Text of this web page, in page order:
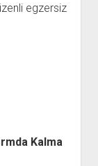
egzersiz
Kalma